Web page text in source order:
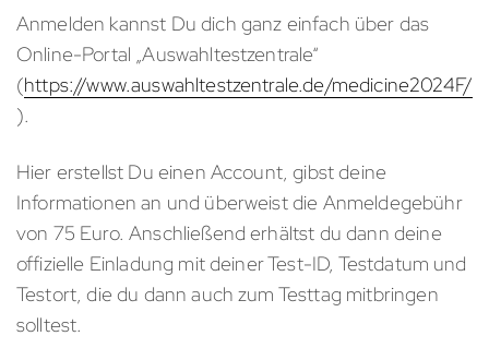
Anmelden kannst Du dich ganz einfach über das
Online-Portal „Auswahltestzentrale“
(https://www.auswahltestzentrale.de/medicine2024F/
).
Hier erstellst Du einen Account, gibst deine
Informationen an und überweist die Anmeldegebühr
von 75 Euro. Anschließend erhältst du dann deine
offizielle Einladung mit deiner Test-ID, Testdatum und
Testort, die du dann auch zum Testtag mitbringen
solltest.